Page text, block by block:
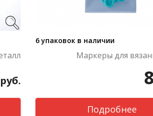
руб.
6 упаковок в наличии
Маркеры для
Подробнее